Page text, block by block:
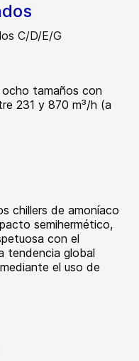
tamaños con
231 y 870 m³/h (a
chillers de amoníaco
semihermético,
con el
tendencia global
el uso de